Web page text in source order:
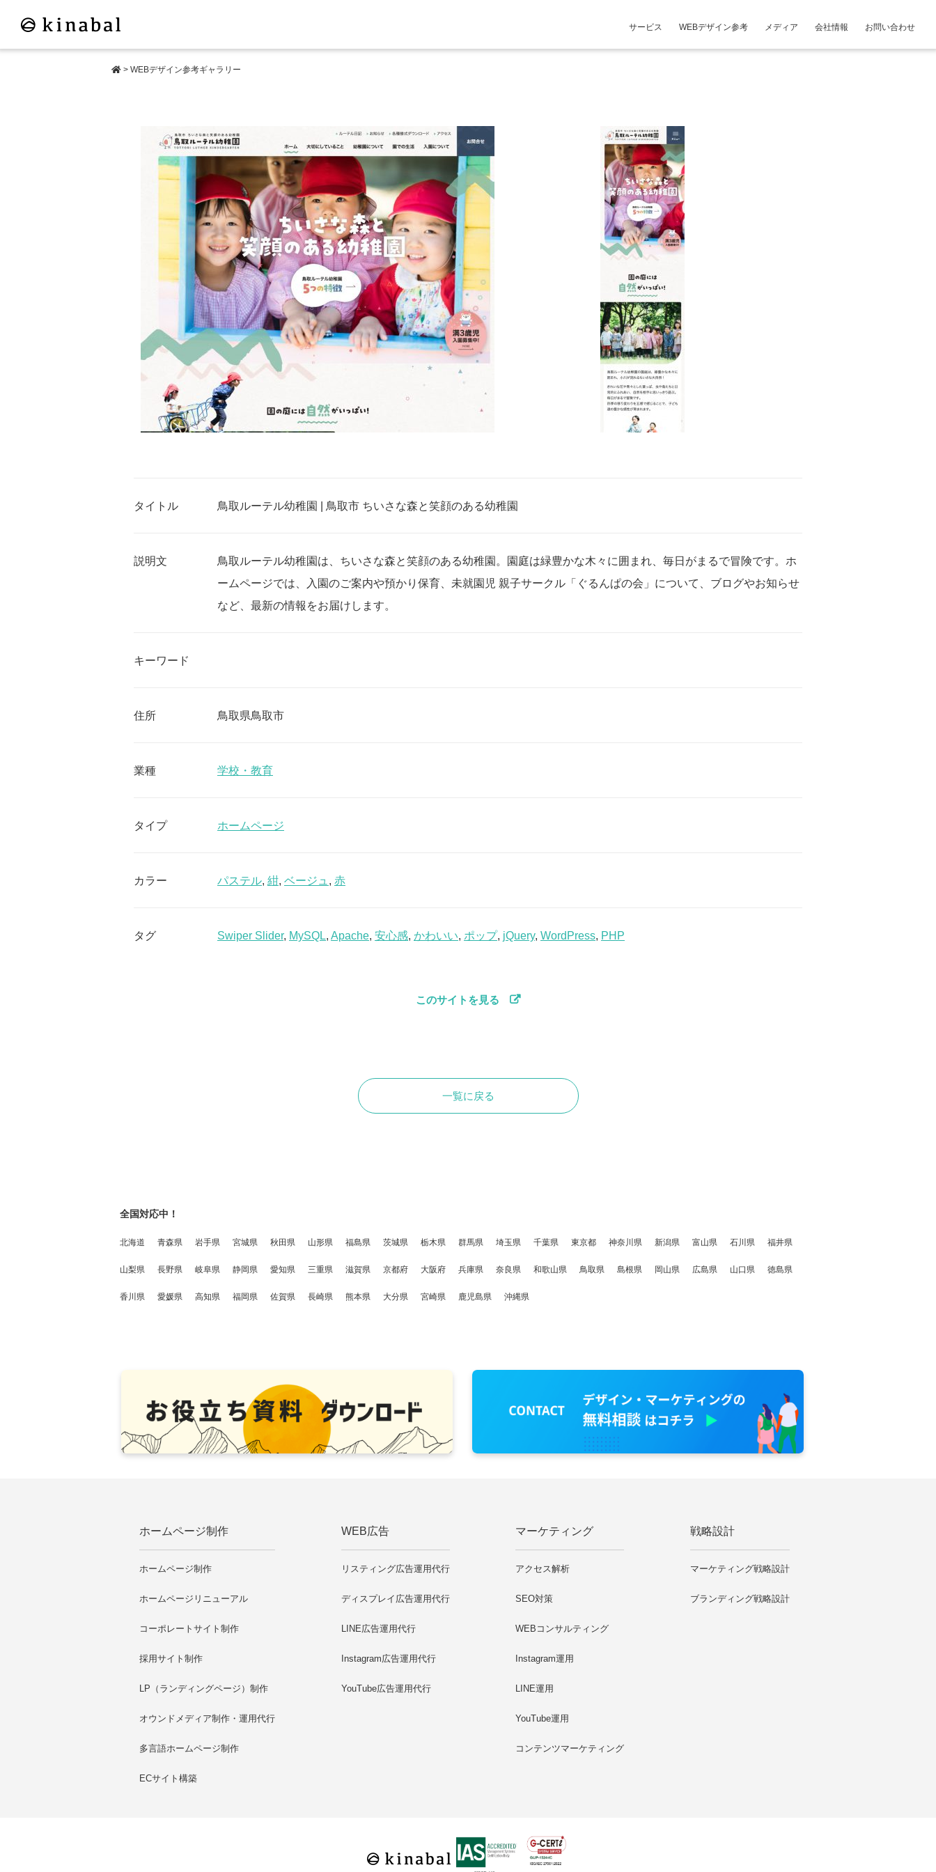
サービス WEBデザイン参考 メディア 会社情報 お問い合わせ
> WEBデザイン参考ギャラリー
タイトル 鳥取ルーテル幼稚園 | 鳥取市 ちいさな森と笑顔のある幼稚園
説明文
鳥取ルーテル幼稚園は、ちいさな森と笑顔のある幼稚園。園庭は緑豊かな木々に囲まれ、毎日がまるで冒険です。ホ
ームページでは、入園のご案内や預かり保育、未就園児 親子サークル「ぐるんぱの会」について、ブログやお知らせ
など、最新の情報をお届けします。
キーワード
住所 鳥取県鳥取市
業種 学校・教育
タイプ ホームページ
カラー パステル, 紺, ベージュ , 赤
タグ Swiper Slider, MySQL, Apache, 安心感, かわいい, ポップ, jQuery, WordPress, PHP
このサイトを見る
一覧に戻る
全国対応中！
北海道 青森県 岩手県 宮城県 秋田県 山形県 福島県 茨城県 栃木県 群馬県 埼玉県 千葉県 東京都 神奈川県 新潟県 富山県 石川県 福井県
山梨県 長野県 岐阜県 静岡県 愛知県 三重県 滋賀県 京都府 大阪府 兵庫県 奈良県 和歌山県 鳥取県 島根県 岡山県 広島県 山口県 徳島県
香川県 愛媛県 高知県 福岡県 佐賀県 長崎県 熊本県 大分県 宮崎県 鹿児島県 沖縄県
ホームページ制作
ホームページ制作
ホームページリニューアル
コーポレートサイト制作
採用サイト制作
LP（ランディングページ）制作
オウンドメディア制作・運用代行
多言語ホームページ制作
ECサイト構築
WEB広告
リスティング広告運用代行
ディスプレイ広告運用代行
LINE広告運用代行
Instagram広告運用代行
YouTube広告運用代行
マーケティング
アクセス解析
SEO対策
WEBコンサルティング
Instagram運用
LINE運用
YouTube運用
コンテンツマーケティング
戦略設計
マーケティング戦略設計
ブランディング戦略設計